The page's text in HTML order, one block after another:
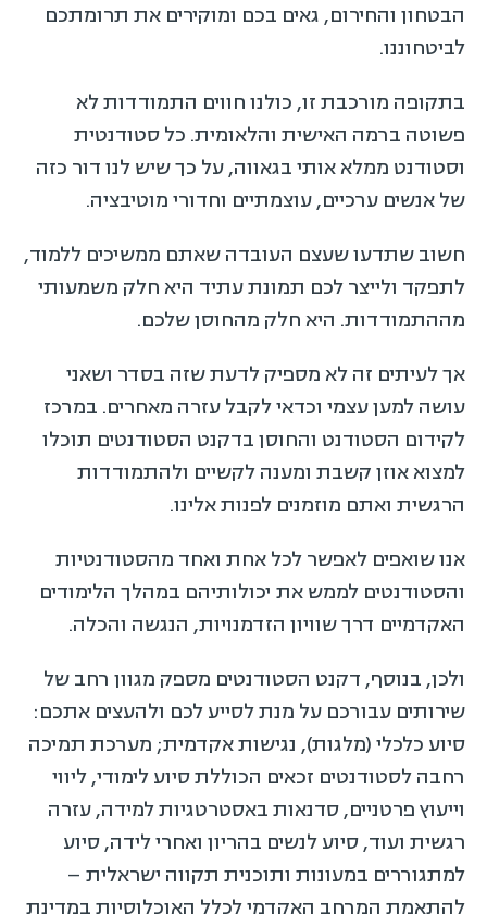
הבטחון והחירום, גאים בכם ומוקירים את תרומתכם
לביטחוננו.
בתקופה מורכבת זו, כולנו חווים התמודדות לא
פשוטה ברמה האישית והלאומית. כל סטודנטית
וסטודנט ממלא אותי בגאווה, על כך שיש לנו דור כזה
של אנשים ערכיים, עוצמתיים וחדורי מוטיבציה.
חשוב שתדעו שעצם העובדה שאתם ממשיכים ללמוד,
לתפקד ולייצר לכם תמונת עתיד היא חלק משמעותי
מההתמודדות. היא חלק מהחוסן שלכם.
אך לעיתים זה לא מספיק לדעת שזה בסדר ושאני
עושה למען עצמי וכדאי לקבל עזרה מאחרים. במרכז
לקידום הסטודנט והחוסן בדקנט הסטודנטים תוכלו
למצוא אוזן קשבת ומענה לקשיים ולהתמודדות
הרגשית ואתם מוזמנים לפנות אלינו.
אנו שואפים לאפשר לכל אחת ואחד מהסטודנטיות
והסטודנטים לממש את יכולותיהם במהלך הלימודים
האקדמיים דרך שוויון הזדמנויות, הנגשה והכלה.
ולכן, בנוסף, דקנט הסטודנטים מספק מגוון רחב של
שירותים עבורכם על מנת לסייע לכם ולהעצים אתכם:
סיוע כלכלי (מלגות), נגישות אקדמית; מערכת תמיכה
רחבה לסטודנטים זכאים הכוללת סיוע לימודי, ליווי
וייעוץ פרטניים, סדנאות באסטרטגיות למידה, עזרה
רגשית ועוד, סיוע לנשים בהריון ואחרי לידה, סיוע
למתגוררים במעונות ותוכנית תקווה ישראלית –
להתאמת המרחב האקדמי לכלל האוכלוסיות במדינת